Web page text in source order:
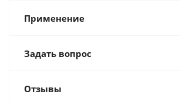
Применение
Задать вопрос
Отзывы